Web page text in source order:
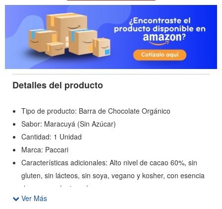
Detalles del producto
Tipo de producto: Barra de Chocolate Orgánico
Sabor: Maracuyá (Sin Azúcar)
Cantidad: 1 Unidad
Marca: Paccari
Características adicionales: Alto nivel de cacao 60%, sin
gluten, sin lácteos, sin soya, vegano y kosher, con esencia
de maracuyá, sin azúcar
Ver Más